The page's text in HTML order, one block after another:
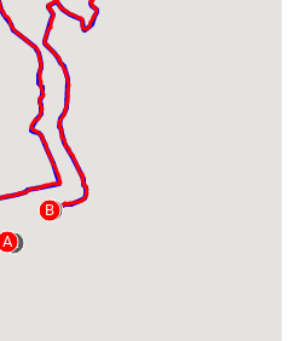
A
B
A
B